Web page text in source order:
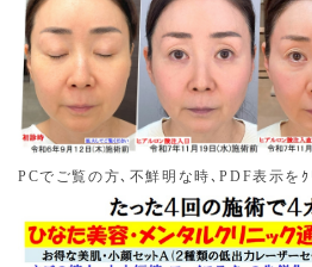
2025.06.26
ハイフ(焦点式超音波照射施術
いドットハイフの出力を５種類に
ました。ひなたドットハイフ＋１
め効果が強いものが、ひなたドッ
イブ)となります。
2025.06.24
新たに令和７年夏のキャンペーン
得な美肌・小顔ｾｯﾄ20分コース」
PCでご覧の方､不鮮明な時､PDF表示を